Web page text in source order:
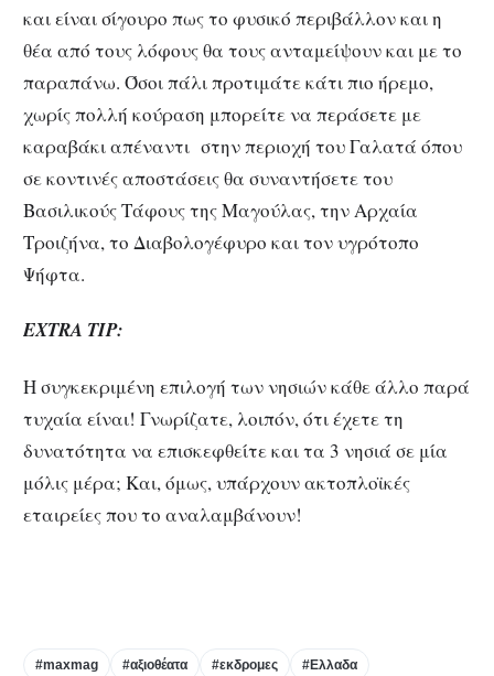
και είναι σίγουρο πως το φυσικό περιβάλλον και η
θέα από τους λόφους θα τους ανταμείψουν και με το
παραπάνω. Όσοι πάλι προτιμάτε κάτι πιο ήρεμο,
χωρίς πολλή κούραση μπορείτε να περάσετε με
καραβάκι απέναντι στην περιοχή του Γαλατά όπου
σε κοντινές αποστάσεις θα συναντήσετε του
Βασιλικούς Τάφους της Μαγούλας, την Αρχαία
Τροιζήνα, το Διαβολογέφυρο και τον υγρότοπο
Ψήφτα.
EXTRA TIP:
Η συγκεκριμένη επιλογή των νησιών κάθε άλλο παρά
τυχαία είναι! Γνωρίζατε, λοιπόν, ότι έχετε τη
δυνατότητα να επισκεφθείτε και τα 3 νησιά σε μία
μόλις μέρα; Και, όμως, υπάρχουν ακτοπλοϊκές
εταιρείες που το αναλαμβάνουν!
#maxmag #αξιοθέατα #εκδρομες #Ελλαδα